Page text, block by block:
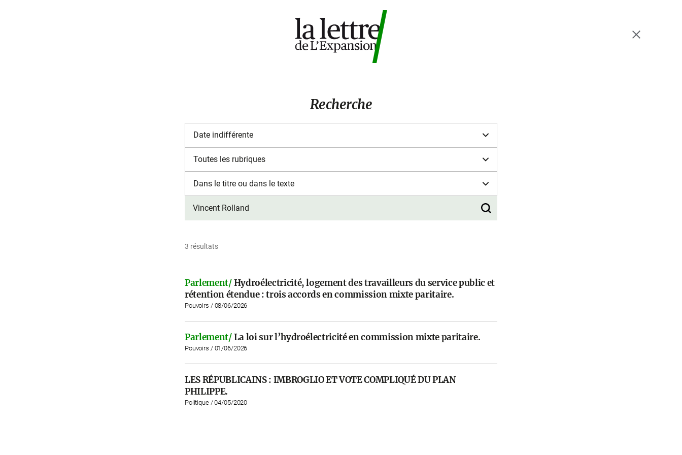
Recherche
3 résultats
Parlement/Hydroélectricité, logement des travailleurs du service public et
rétention étendue : trois accords en commission mixte paritaire.
Pouvoirs / 08/06/2026
Parlement/La loi sur l’hydroélectricité en commission mixte paritaire.
Pouvoirs / 01/06/2026
LES RÉPUBLICAINS : IMBROGLIO ET VOTE COMPLIQUÉ DU PLAN
PHILIPPE.
Politique / 04/05/2020